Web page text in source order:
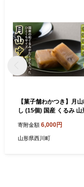
【菓子舗わかつき】月
し (15個) 国産 くるみ 山
覧会 技術優秀賞受賞
24
寄附金額 6,000円
山形県西川町